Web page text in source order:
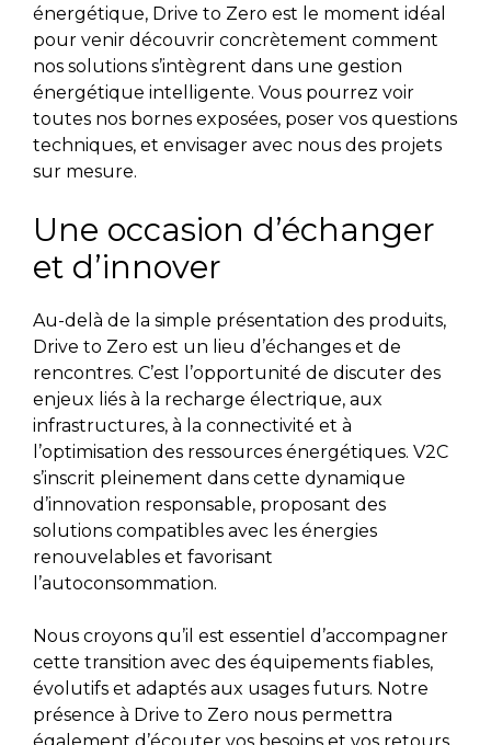
énergétique, Drive to Zero est le moment idéal
pour venir découvrir concrètement comment
nos solutions s’intègrent dans une gestion
énergétique intelligente. Vous pourrez voir
toutes nos bornes exposées, poser vos questions
techniques, et envisager avec nous des projets
sur mesure.
Une occasion d’échanger
et d’innover
Au-delà de la simple présentation des produits,
Drive to Zero est un lieu d’échanges et de
rencontres. C’est l’opportunité de discuter des
enjeux liés à la recharge électrique, aux
infrastructures, à la connectivité et à
l’optimisation des ressources énergétiques. V2C
s’inscrit pleinement dans cette dynamique
d’innovation responsable, proposant des
solutions compatibles avec les énergies
renouvelables et favorisant
l’autoconsommation.
Nous croyons qu’il est essentiel d’accompagner
cette transition avec des équipements fiables,
évolutifs et adaptés aux usages futurs. Notre
présence à Drive to Zero nous permettra